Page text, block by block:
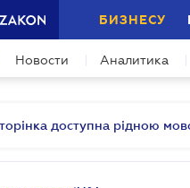
БИЗНЕСУ
Новости Аналитика
доступна рідною